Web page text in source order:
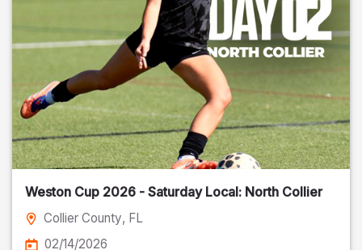
Weston Cup 2026 - Saturday Local: North Collier
Collier County, FL
02/14/2026